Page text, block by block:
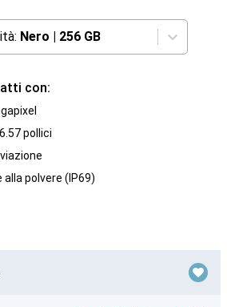
Nero | 256 GB
con:
pollici
polvere (IP69)